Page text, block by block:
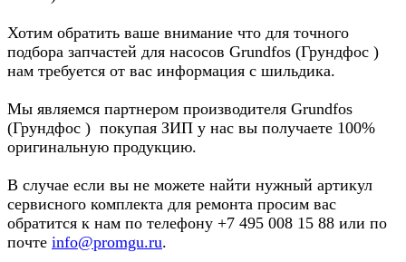
Хотим обратить ваше внимание что для точного
подбора запчастей для насосов Grundfos (Грундфос )
нам требуется от вас информация с шильдика.
Мы являемся партнером производителя Grundfos
(Грундфос ) покупая ЗИП у нас вы получаете 100%
оригинальную продукцию.
В случае если вы не можете найти нужный артикул
сервисного комплекта для ремонта просим вас
обратится к нам по телефону +7 495 008 15 88 или по
почте info@promgu.ru.